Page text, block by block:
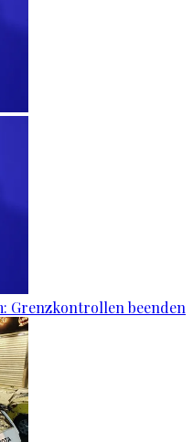
Grenzkontrollen beenden